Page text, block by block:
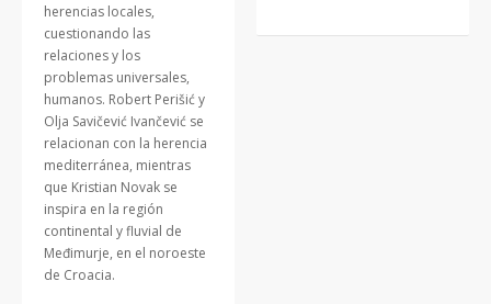
herencias locales,
cuestionando las
relaciones y los
problemas universales,
humanos. Robert Perišić y
Olja Savičević Ivančević se
relacionan con la herencia
mediterránea, mientras
que Kristian Novak se
inspira en la región
continental y fluvial de
Međimurje, en el noroeste
de Croacia.